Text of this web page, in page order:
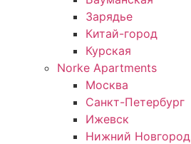
Зарядье
Китай-город
Курская
Norke Apartments
Москва
Санкт-Петербург
Ижевск
Нижний Новгород